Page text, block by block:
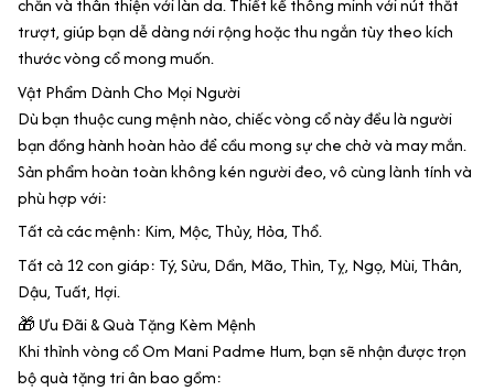
chắn và thân thiện với làn da. Thiết kế thông minh với nút thắt
trượt, giúp bạn dễ dàng nới rộng hoặc thu ngắn tùy theo kích
thước vòng cổ mong muốn.
Vật Phẩm Dành Cho Mọi Người
Dù bạn thuộc cung mệnh nào, chiếc vòng cổ này đều là người
bạn đồng hành hoàn hảo để cầu mong sự che chở và may mắn.
Sản phẩm hoàn toàn không kén người đeo, vô cùng lành tính và
phù hợp với:
Tất cả các mệnh: Kim, Mộc, Thủy, Hỏa, Thổ.
Tất cả 12 con giáp: Tý, Sửu, Dần, Mão, Thìn, Tỵ, Ngọ, Mùi, Thân,
Dậu, Tuất, Hợi.
🎁 Ưu Đãi & Quà Tặng Kèm Mệnh
Khi thỉnh vòng cổ Om Mani Padme Hum, bạn sẽ nhận được trọn
bộ quà tặng tri ân bao gồm: